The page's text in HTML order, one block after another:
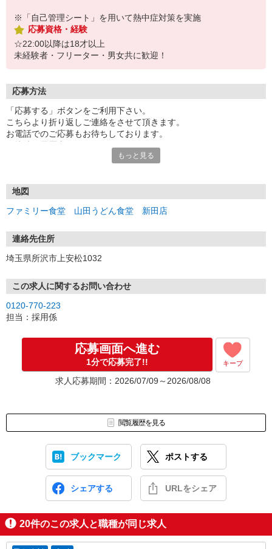
※「自己管理シート」を用いて熱中症対策を実施
応募資格・経験
☆22:00以降は18才以上
未経験者・フリーター・男女共に歓迎！
応募方法
「応募する」ボタンをご利用下さい。
こちらより折り返しご連絡をさせて頂きます。
お電話でのご応募もお待ちしております。
もっと見る
地図
ファミリー食堂 山田うどん食堂 新田店
連絡先住所
埼玉県所沢市上安松1032
この求人に関するお問い合わせ
0120-770-223
担当：採用係
応募画面へ進む
1分で応募完了!! キープ
求人応募期間：2026/07/09～2026/08/08
閲覧履歴を見る
ブックマーク ポストする
シェアする URLをシェア
20件のこの求人と職種が同じ求人